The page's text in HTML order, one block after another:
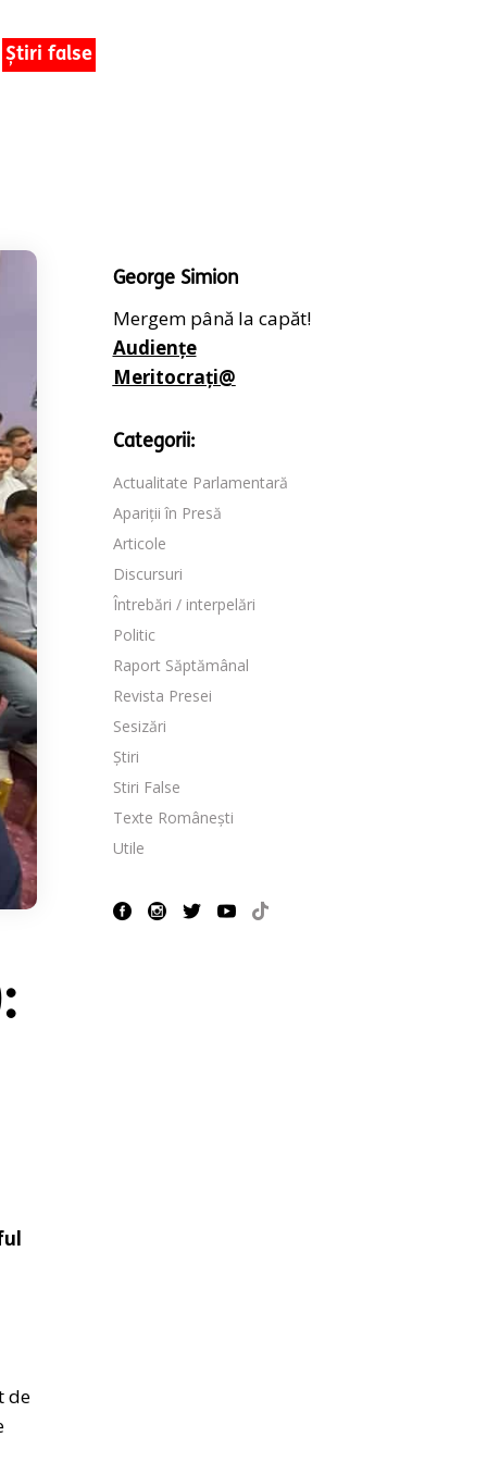
Știri false
de
George Simion
Mergem până la capăt!
Audiențe
Meritocrați@
Categorii:
Actualitate Parlamentară
Apariții în Presă
Articole
Discursuri
Întrebări / interpelări
Politic
Raport Săptămânal
Revista Presei
Sesizări
Știri
Stiri False
Texte Românești
Utile